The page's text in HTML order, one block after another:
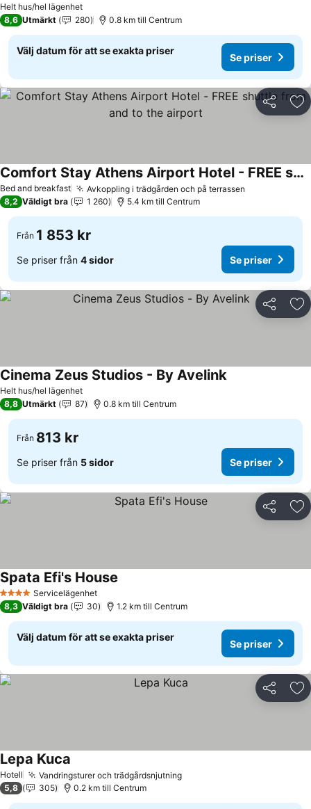
Helt hus/hel lägenhet
8,6 Utmärkt 280 0.8 km till Centrum
Välj datum för att se exakta priser
Se priser
Dela
Bed and breakfast Avkoppling i trädgården och på terrassen
Comfort Stay Athens Airport Hotel - FREE shuttle from and to the airport
8,2 Väldigt bra 1 260 5.4 km till Centrum
Från 1 853 kr
Se priser från 4 sidor Se priser
Dela
Helt hus/hel lägenhet
Cinema Zeus Studios - By Avelink
8,8 Utmärkt 87 0.8 km till Centrum
Från 813 kr
Se priser från 5 sidor Se priser
Dela
4 StjärnorServicelägenhet
Spata Efi's House
8,3 Väldigt bra 30 1.2 km till Centrum
Välj datum för att se exakta priser
Se priser
Dela
Hotell Vandringsturer och trädgårdsnjutning
Lepa Kuca
5,8 305 0.2 km till Centrum